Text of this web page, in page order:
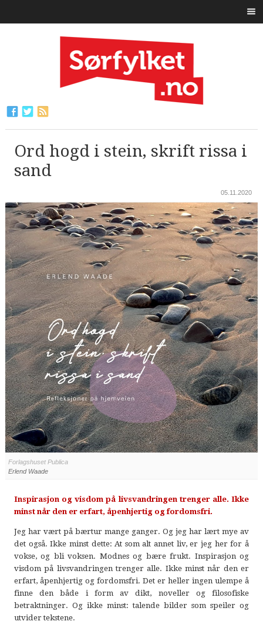
Ord hogd i stein, skrift rissa i
sand
05.11.2020
Forlagshuset Publica
Erlend Waade
Inspirasjon og visdom på livsvandringen trenger alle. Ikke
minst når den er erfart, åpenhjertig og fordomsfri.
Jeg har vært på bærtur mange ganger. Og jeg har lært mye av
det også. Ikke minst dette: At som alt annet liv, er jeg her for å
vokse, og bli voksen. Modnes og bære frukt. Inspirasjon og
visdom på livsvandringen trenger alle. Ikke minst når den er
erfart, åpenhjertig og fordomsfri. Det er heller ingen ulempe å
finne den både i form av dikt, noveller og filosofiske
betraktninger. Og ikke minst: talende bilder som speiler og
utvider tekstene.